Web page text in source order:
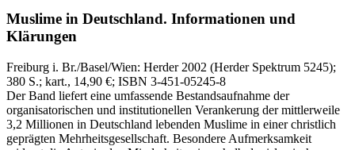
Muslime in Deutschland. Informationen und
Klärungen
Freiburg i. Br./Basel/Wien: Herder2002 (Herder Spektrum 5245);
380 S.; kart., 14,90 €; ISBN 3-451-05245-8
Der Band liefert eine umfassende Bestandsaufnahme der
organisatorischen und institutionellen Verankerung der mittlerweile
3,2 Millionen in Deutschland lebenden Muslime in einer christlich
geprägten Mehrheitsgesellschaft. Besondere Aufmerksamkeit